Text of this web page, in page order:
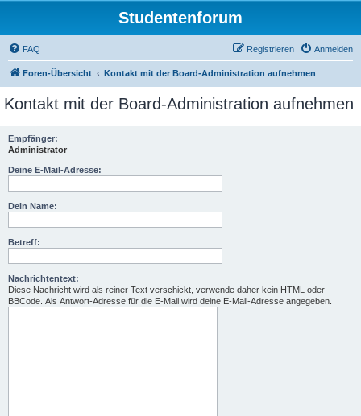
Studentenforum
FAQ Anmelden
Registrieren
Foren-Übersicht Kontakt mit der Board-Administration aufnehmen
Kontakt mit der Board-Administration aufnehmen
Empfänger:
Administrator
Deine E-Mail-Adresse:
Dein Name:
Betreff:
Nachrichtentext:
Diese Nachricht wird als reiner Text verschickt, verwende daher kein HTML oder
BBCode. Als Antwort-Adresse für die E-Mail wird deine E-Mail-Adresse angegeben.